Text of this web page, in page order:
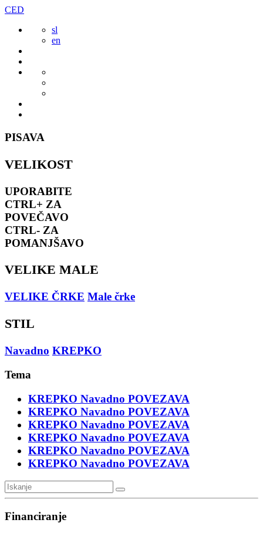
Preskoči
vsebine
CED
sl
en
PISAVA
VELIKOST
UPORABITE
CTRL+ ZA
POVEČAVO
CTRL- ZA
POMANJŠAVO
VELIKE MALE
VELIKE ČRKE Male črke
STIL
Navadno KREPKO
Tema
KREPKO Navadno POVEZAVA
KREPKO Navadno POVEZAVA
KREPKO Navadno POVEZAVA
KREPKO Navadno POVEZAVA
KREPKO Navadno POVEZAVA
KREPKO Navadno POVEZAVA
Financiranje